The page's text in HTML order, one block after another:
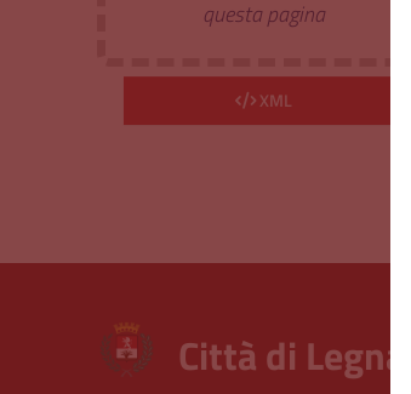
questa pagina
XML
Città di